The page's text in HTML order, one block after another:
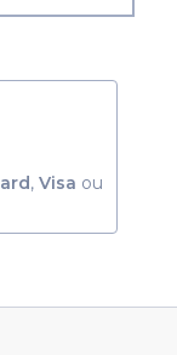
, Visa ou